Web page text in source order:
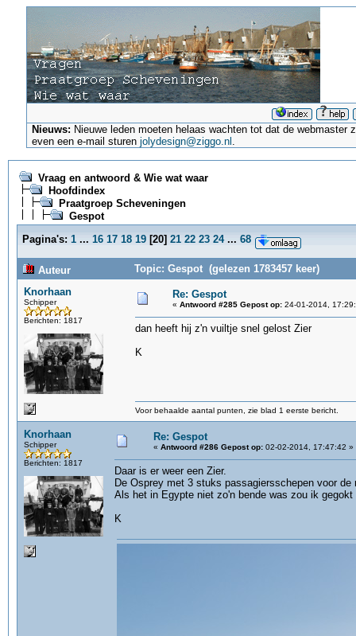
Nieuws: Nieuwe leden moeten helaas wachten tot dat de
even een e-mail sturenjolydesign@ziggo.nl .
Vraag en antwoord & Wie wat waar
Hoofdindex
Praatgroep Scheveningen
Gespot
Pagina's: 1 ... 16 17 18 19 [20] 21 22 23 24 ... 68
Auteur
Topic: Gespot (gelezen 1783457 keer)
Knorhaan
Schipper
Berichten: 1817
Re: Gespot
« Antwoord #285 Gepost op: 24-01-2014,
dan heeft hij z'n vuiltje snel gelost Zier
K
Voor behaalde aantal punten, zie blad 1 eerste bericht.
Knorhaan
Schipper
Berichten: 1817
Re: Gespot
« Antwoord #286 Gepost op: 02-02-2014, 17:47:42 »
Daar is er weer een Zier.
De Osprey met 3 stuks passagiersschepen voor de
Als het in Egypte niet zo'n bende was zou ik
K